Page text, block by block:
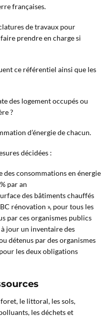
françaises.
de travaux pour
prendre en charge si
ce référentiel ainsi que les
des logement occupés ou
?
d’énergie de chacun.
décidées :
des consommations en énergie
par an
des bâtiments chauffés
rénovation », pour tous les
par ces organismes publics
jour un inventaire des
détenus par des organismes
les deux obligations
foret, le littoral, les sols,
les déchets et